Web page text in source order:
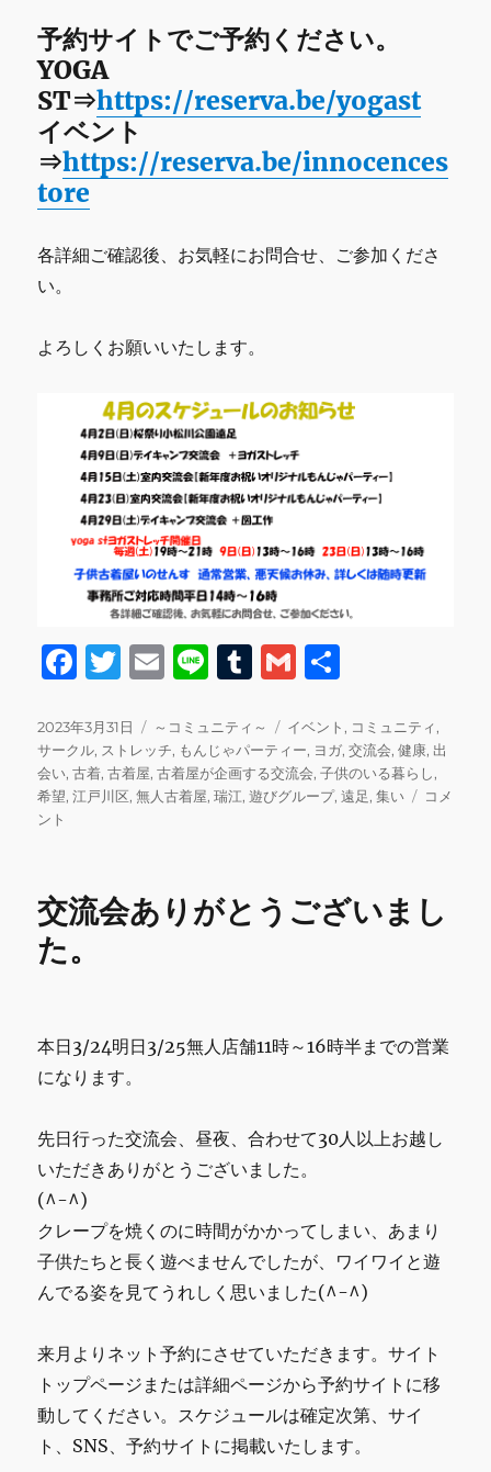
予約サイトでご予約ください。
YOGA
ST⇒https://reserva.be/yogast
イベント
⇒https://reserva.be/innocences
tore
各詳細ご確認後、お気軽にお問合せ、ご参加くださ
い。
よろしくお願いいたします。
F
c
e
b
k
T
it
te
r
E
ai
l
Li
e
T
m
bl
r
G
ai
l
投
稿
日:
2023年3月31日
カ
テ
ゴ
リ
～コミュニティ～
タ
グ
イベント, コミュニティ,
サークル, ストレッチ, もんじゃパーティー, ヨガ,交流会,健康, 出
会い,古着,古着屋,古着屋が企画する交流会,子供のいる暮らし,
希望,江戸川区,無人古着屋,瑞江,遊びグループ,遠足,集い
4
ジ
知
コメ
ント
交流会ありがとうございまし
た。
本日3/24明日3/25無人店舗11時～16時半までの営業
になります。
先日行った交流会、昼夜、合わせて30人以上お越し
いただきありがとうございました。
(^-^)
クレープを焼くのに時間がかかってしまい、あまり
子供たちと長く遊べませんでしたが、ワイワイと遊
んでる姿を見てうれしく思いました(^-^)
来月よりネット予約にさせていただきます。サイト
トップページまたは詳細ページから予約サイトに移
動してください。スケジュールは確定次第、サイ
ト、SNS、予約サイトに掲載いたします。